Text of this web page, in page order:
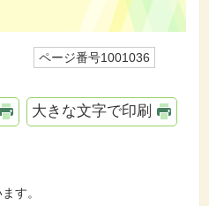
ページ番号1001036
大きな文字で印刷
す。